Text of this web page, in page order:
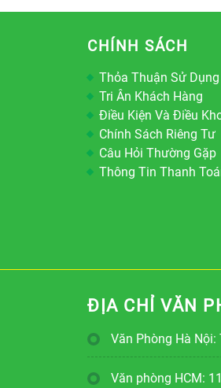
CHÍNH SÁCH
Thỏa Thuận Sử Dụng
Tri Ân Khách Hàng
Điều Kiện Và Điều
Chính Sách Riêng Tư
Câu Hỏi Thường Gặp
Thông Tin Thanh
ĐỊA CHỈ VĂN
Văn Phòng Hà Nội:
Văn phòng HCM: